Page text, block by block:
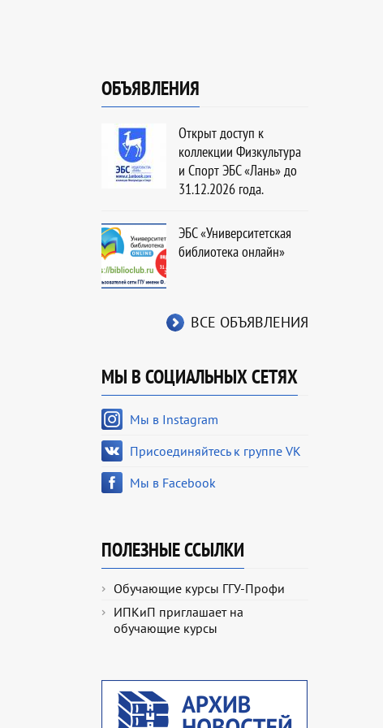
ОБЪЯВЛЕНИЯ
Открыт доступ к
коллекции Физкультура
и Спорт ЭБС «Лань» до
31.12.2026 года.
ЭБС «Университетская
библиотека онлайн»
ВСЕ ОБЪЯВЛЕНИЯ
МЫ В СОЦИАЛЬНЫХ СЕТЯХ
Мы в Instagram
Присоединяйтесь к группе VK
Мы в Facebook
ПОЛЕЗНЫЕ ССЫЛКИ
Обучающие курсы ГГУ-Профи
ИПКиП приглашает на
обучающие курсы